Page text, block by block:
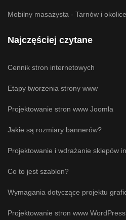
Mobilny masażysta - Tarnów i okolice
Najczęściej czytane
Cennik stron internetowych
Etapy tworzenia strony www
Projektowanie stron www Joomla
Jakie są rozmiary bannerów?
Projektowanie i wdrażanie sklepów
Co to jest szablon?
Wymagania dotyczące projektu
Projektowanie stron www WordPress